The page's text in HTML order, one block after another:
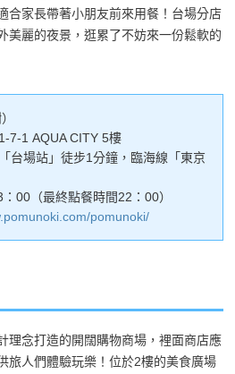
合家長帶著小朋友前來用餐！台場分店
美麗的夜景，逛累了不妨來一份鬆軟的
7-1 AQUA CITY 5樓
台場站」徒步1分鐘，臨海線「東京
00（最終點餐時間22：00）
pomunoki/
理念打造的開闊購物商場，裡面商店應
旅人們體驗玩樂！位於2樓的美食廣場